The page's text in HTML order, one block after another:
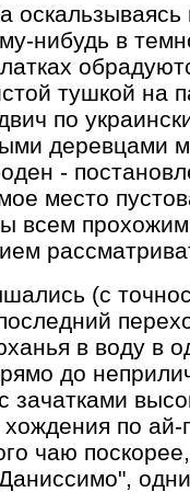
нибудь в
тушкой на
по
деревцами
-
место
всем
(с
в воду в
до
зачатками
по ай-
чаю